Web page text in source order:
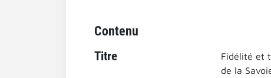
Contenu
Titre
Fidélité et
de la